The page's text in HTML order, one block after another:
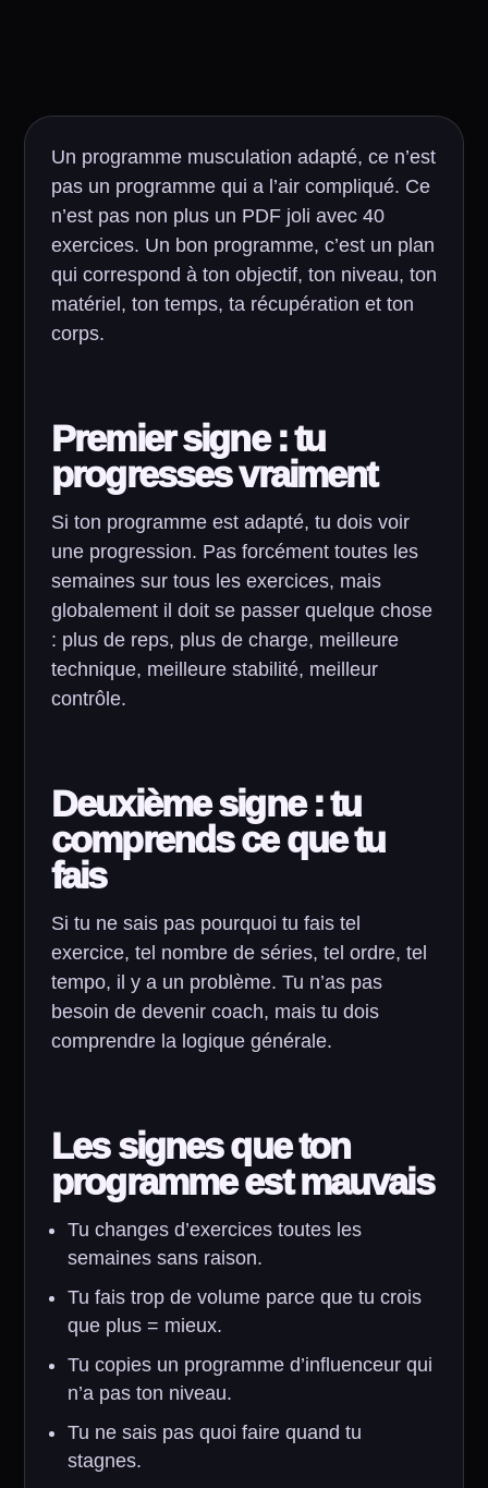
Un programme musculation adapté, ce n’est
pas un programme qui a l’air compliqué. Ce
n’est pas non plus un PDF joli avec 40
exercices. Un bon programme, c’est un plan
qui correspond à ton objectif, ton niveau, ton
matériel, ton temps, ta récupération et ton
corps.
Premier signe : tu
progresses vraiment
Si ton programme est adapté, tu dois voir
une progression. Pas forcément toutes les
semaines sur tous les exercices, mais
globalement il doit se passer quelque chose
: plus de reps, plus de charge, meilleure
technique, meilleure stabilité, meilleur
contrôle.
Deuxième signe : tu
comprends ce que tu
fais
Si tu ne sais pas pourquoi tu fais tel
exercice, tel nombre de séries, tel ordre, tel
tempo, il y a un problème. Tu n’as pas
besoin de devenir coach, mais tu dois
comprendre la logique générale.
Les signes que ton
programme est mauvais
Tu changes d’exercices toutes les
semaines sans raison.
Tu fais trop de volume parce que tu crois
que plus = mieux.
Tu copies un programme d’influenceur qui
n’a pas ton niveau.
Tu ne sais pas quoi faire quand tu
stagnes.